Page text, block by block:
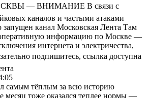
— ВНИМАНИЕ В связи с
каналов и частыми атаками
канал Московская Лента Там
информацию по Москве —
интернета и электричества,
подпишитесь, ссылка доступна
самым тёплым за всю историю
тоже оказался теплее нормы —